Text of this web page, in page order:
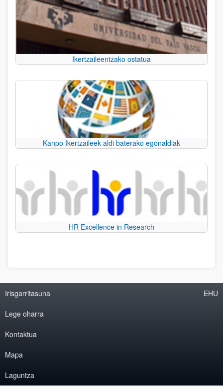
Ikertzaileentzako ostatua
Kanpo Ikertzaileek aldi baterako egonaldiak
HR Excellence in Research
Irisgarritasuna
Lege oharra
Kontaktua
Mapa
Laguntza
EHU